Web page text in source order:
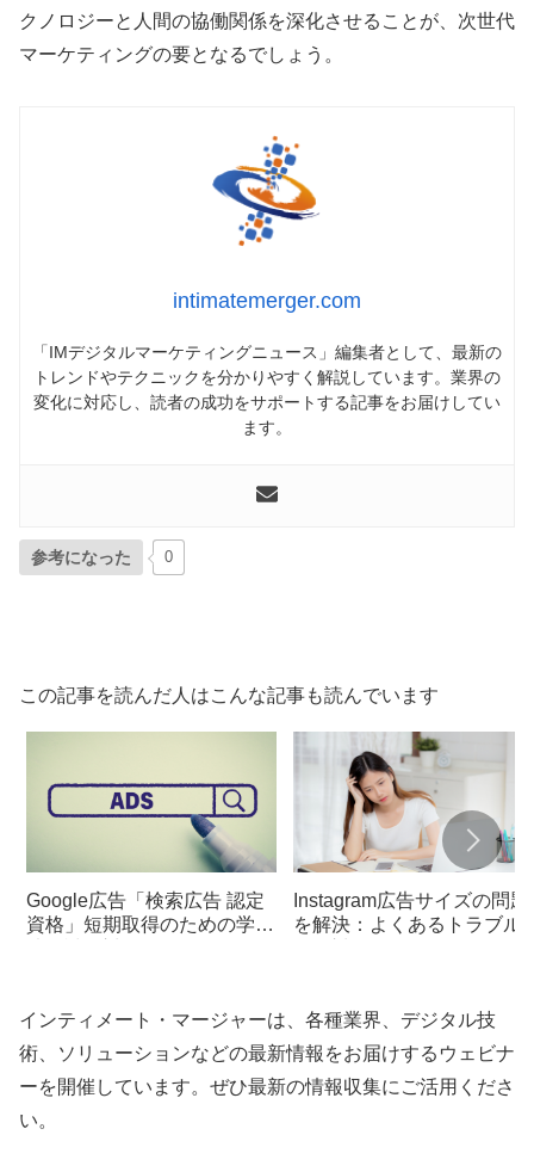
クノロジーと人間の協働関係を深化させることが、次世代
マーケティングの要となるでしょう。
intimatemerger.com
「IMデジタルマーケティングニュース」編集者として、最新の
トレンドやテクニックを分かりやすく解説しています。業界の
変化に対応し、読者の成功をサポートする記事をお届けしてい
ます。
参考になった 0
この記事を読んだ人はこんな記事も読んでいます
Google広告「検索広告 認定
資格」短期取得のための学習
Instagram広告サイズの問題
を解決：よくあるトラブル
インティメート・マージャーは、各種業界、デジタル技
術、ソリューションなどの最新情報をお届けするウェビナ
ーを開催しています。ぜひ最新の情報収集にご活用くださ
い。